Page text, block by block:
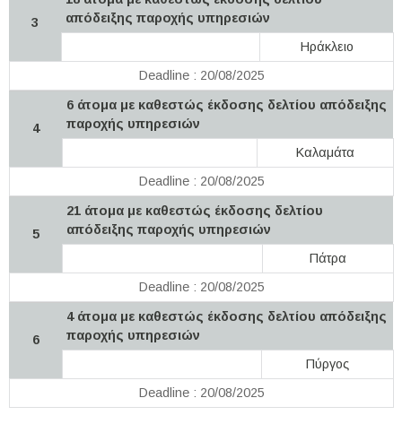
3
απόδειξης παροχής υπηρεσιών
Ηράκλειο
Deadline : 20/08/2025
4
6 άτομα με καθεστώς έκδοσης δελτίου απόδειξης
παροχής υπηρεσιών
Καλαμάτα
Deadline : 20/08/2025
5
21 άτομα με καθεστώς έκδοσης δελτίου
απόδειξης παροχής υπηρεσιών
Πάτρα
Deadline : 20/08/2025
6
4 άτομα με καθεστώς έκδοσης δελτίου απόδειξης
παροχής υπηρεσιών
Πύργος
Deadline : 20/08/2025